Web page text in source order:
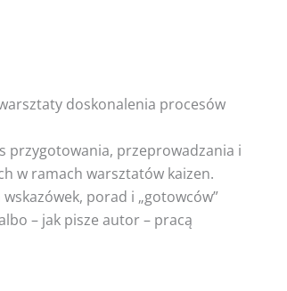
doskonalenia procesów
przygotowania, przeprowadzania i
w ramach warsztatów kaizen.
porad i „gotowców”
– jak pisze autor – pracą